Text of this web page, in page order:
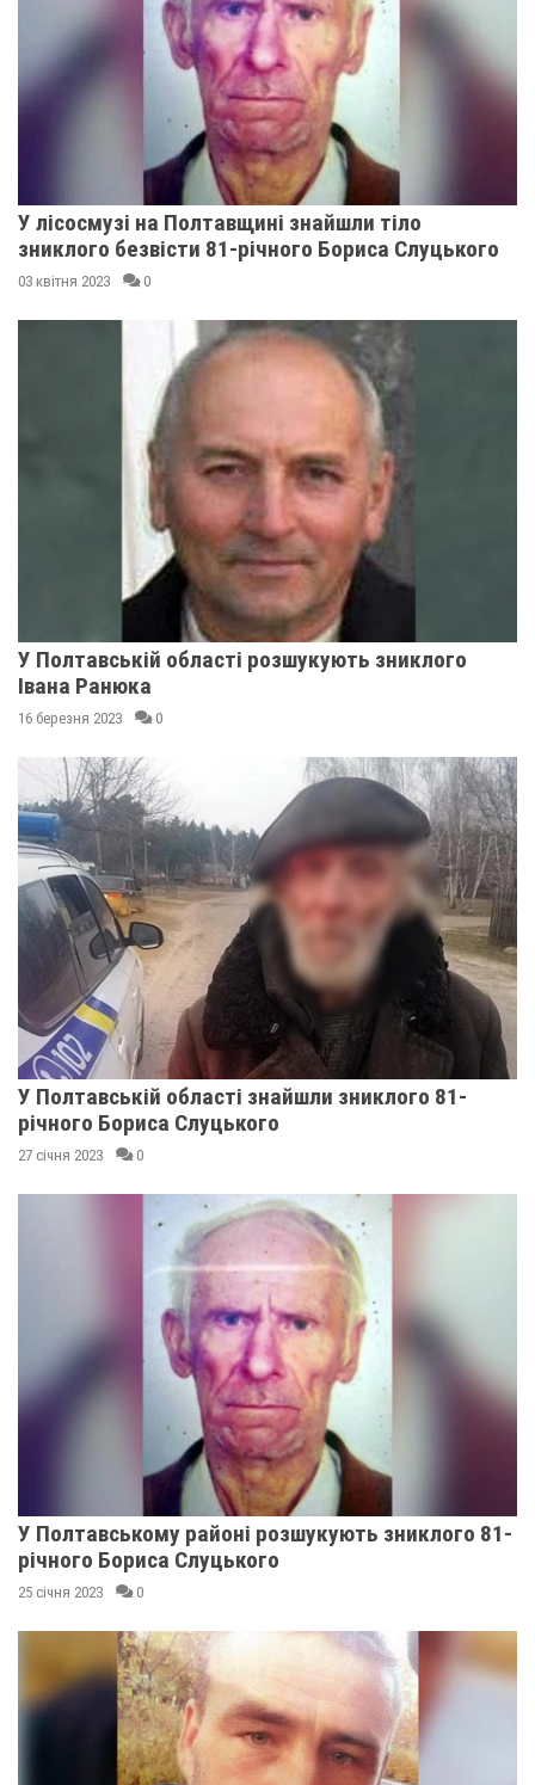
У лісосмузі на Полтавщині знайшли тіло
зниклого безвісти 81-річного Бориса Слуцького
03 квітня 2023 0
У Полтавській області розшукують зниклого
Івана Ранюка
16 березня 2023 0
У Полтавській області знайшли зниклого 81-
річного Бориса Слуцького
27 січня 2023 0
У Полтавському районі розшукують зниклого 81-
річного Бориса Слуцького
25 січня 2023 0